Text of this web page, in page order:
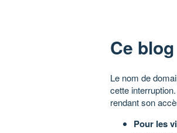
Ce
Le nom de
cette
rendant son
Pour les